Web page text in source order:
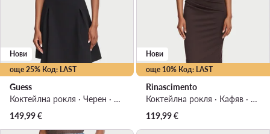
още 25% Код: LAST
Нови
Guess
Коктейлна рокля · Черен · Мини
149,99€
още 10% Код: LAST
Нови
Rinascimento
Коктейлна рокля · Кафяв · Миди
119,99€